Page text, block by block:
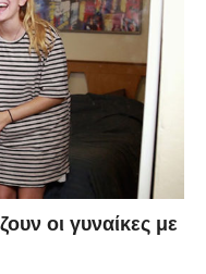
οι γυναίκες με